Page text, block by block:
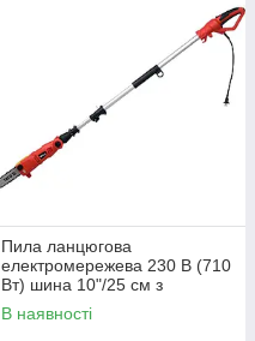
Пила ланцюгова
електромережева 230 В (710
Вт) шина 10"/25 см з
телескопічною штангою
l=188-255 см Yato YT-84800
В наявності